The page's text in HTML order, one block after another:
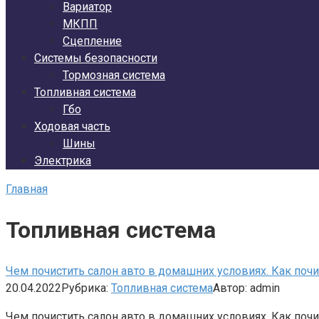
Вариатор
МКПП
Сцепление
Системы безопасности
Тормозная система
Топливная система
Гбо
Ходовая часть
Шины
Электрика
Главная
Топливная система
Чем почистить салон авто в домашних условиях. Как
20.04.2022Рубрика: Топливная системаАвтор: admin